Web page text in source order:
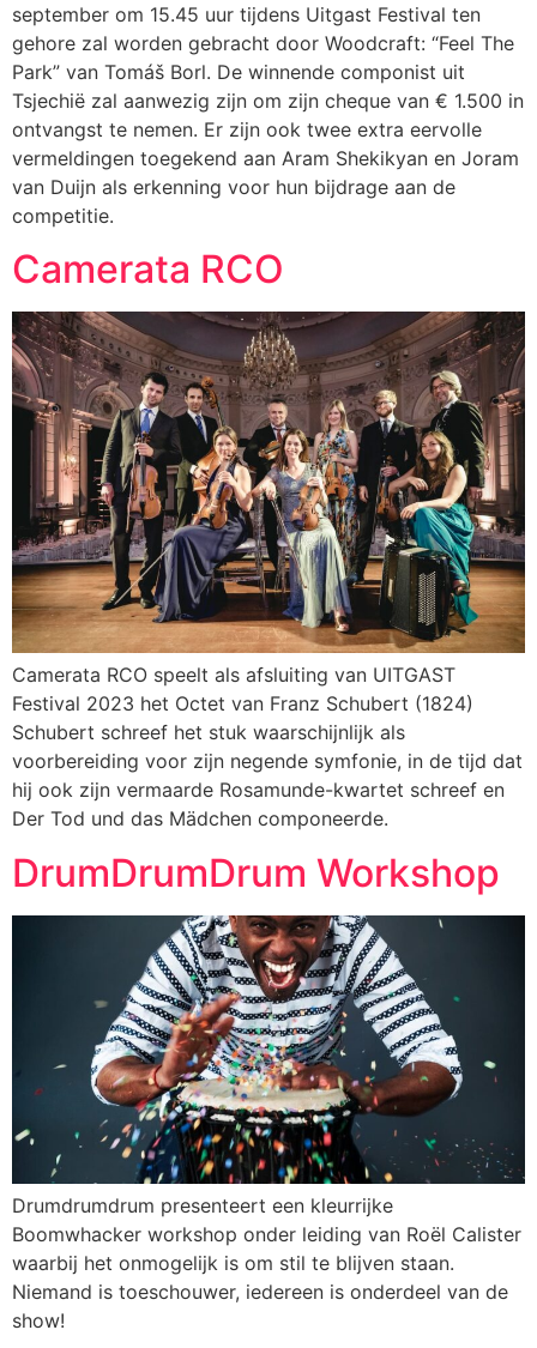
september om 15.45 uur tijdens Uitgast Festival ten
gehore zal worden gebracht door Woodcraft: “Feel The
Park” van Tomáš Borl. De winnende componist uit
Tsjechië zal aanwezig zijn om zijn cheque van € 1.500 in
ontvangst te nemen. Er zijn ook twee extra eervolle
vermeldingen toegekend aan Aram Shekikyan en Joram
van Duijn als erkenning voor hun bijdrage aan de
competitie.
Camerata RCO
Camerata RCO speelt als afsluiting van UITGAST
Festival 2023 het Octet van Franz Schubert (1824)
Schubert schreef het stuk waarschijnlijk als
voorbereiding voor zijn negende symfonie, in de tijd dat
hij ook zijn vermaarde Rosamunde-kwartet schreef en
Der Tod und das Mädchen componeerde.
DrumDrumDrum Workshop
Drumdrumdrum presenteert een kleurrijke
Boomwhacker workshop onder leiding van Roël Calister
waarbij het onmogelijk is om stil te blijven staan.
Niemand is toeschouwer, iedereen is onderdeel van de
show!